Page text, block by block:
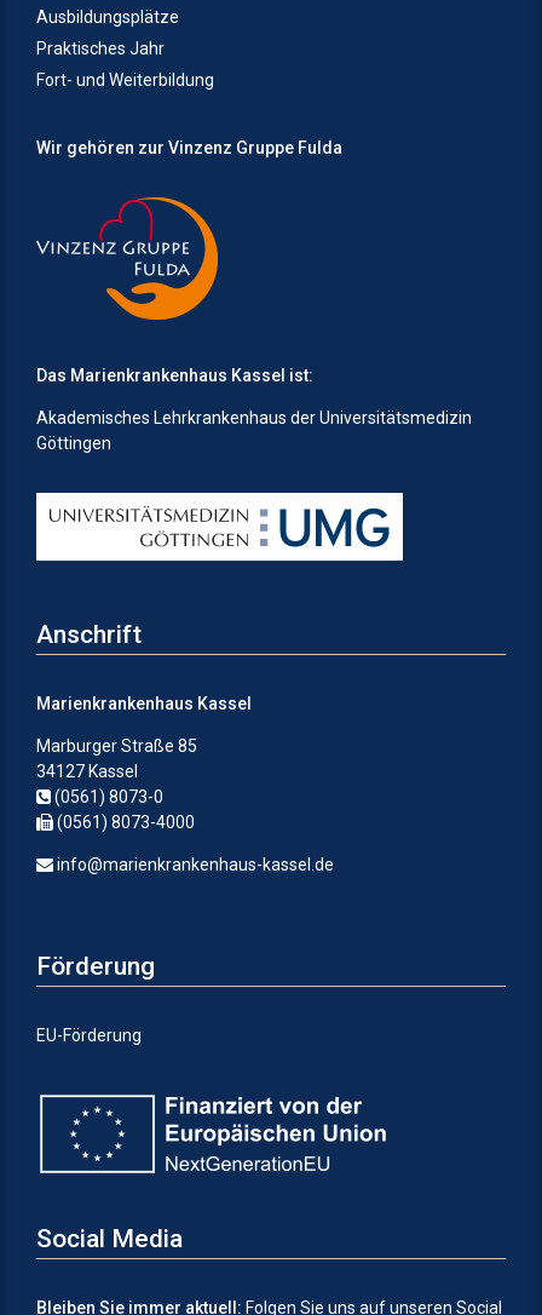
Ausbildungsplätze
Praktisches Jahr
Fort- und Weiterbildung
Wir gehören zur Vinzenz Gruppe Fulda
Das Marienkrankenhaus Kassel ist:
Akademisches Lehrkrankenhaus der Universitätsmedizin
Göttingen
Anschrift
Marienkrankenhaus Kassel
Marburger Straße 85
34127 Kassel
(0561) 8073-0
(0561) 8073-4000
info@marienkrankenhaus-kassel.de
Förderung
EU-Förderung
Social Media
Bleiben Sie immer aktuell: Folgen Sie uns auf unseren Social